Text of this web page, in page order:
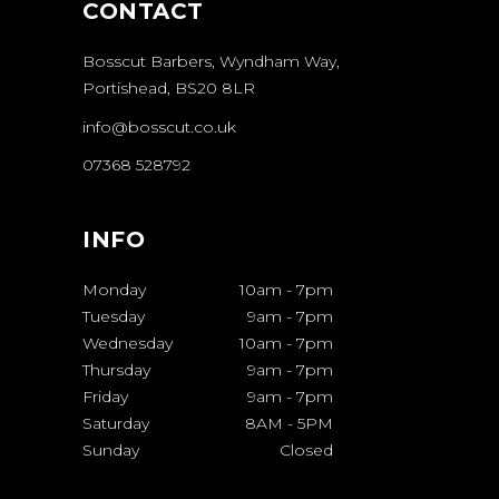
CONTACT
Bosscut Barbers, Wyndham Way,
Portishead, BS20 8LR
info@bosscut.co.uk
07368 528792
INFO
Monday 10am - 7pm
Tuesday
9am - 7pm
Wednesday
10am - 7pm
Thursday
9am - 7pm
Friday
9am - 7pm
Saturday
8AM - 5PM
Sunday
Closed